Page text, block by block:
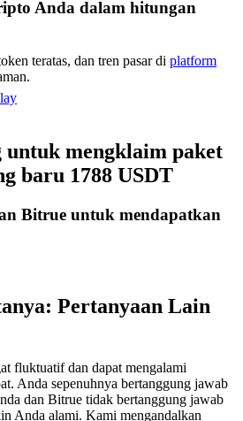
pedagang top
Anda dalam hitungan
teratas, dan tren pasar di platform
untuk mengklaim paket
baru 1788 USDT
Bitrue untuk mendapatkan
Pertanyaan Lain
fluktuatif dan dapat mengalami
Anda sepenuhnya bertanggung jawab
dan Bitrue tidak bertanggung jawab
Anda alami. Kami mengandalkan